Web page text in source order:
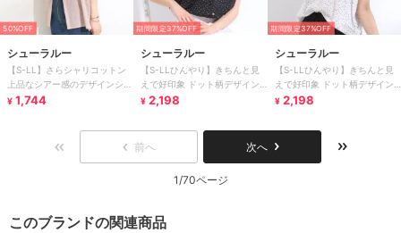
50%OFF
シューラルー
【S-LL】さらシャリコットン
上品なシアー感のデザインシャ
ツ
¥ 1,744
期間限定37%OFF
シューラルー
【S-LLひんやり】きちんと見
えで好印象 ドット柄デザイン
トップス
¥ 2,198
期間限定37%OFF
シューラルー
【S-LLひんやり】きちんと見
えで好印象 ドット柄デザイン
トップス
¥ 2,198
前へ 次へ
1/70ページ
このブランドの関連商品